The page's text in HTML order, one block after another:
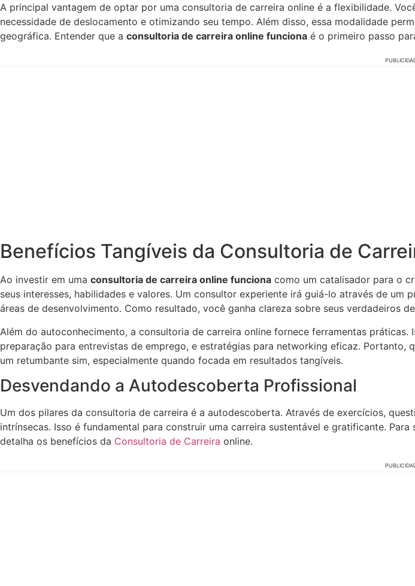
A principal vantagem de optar por uma consultoria de carreira online é a flexibilidade.
necessidade de deslocamento e otimizando seu tempo. Além disso, essa modalidade
geográfica. Entender que a consultoria de carreira online funciona é o primeiro passo
Benefícios Tangíveis da Consultoria de
Ao investir em uma consultoria de carreira online funciona como um catalisador para o
seus interesses, habilidades e valores. Um consultor experiente irá guiá-lo através de
áreas de desenvolvimento. Como resultado, você ganha clareza sobre seus verdadeiros
Além do autoconhecimento, a consultoria de carreira online fornece ferramentas
preparação para entrevistas de emprego, e estratégias para networking eficaz. Portanto,
um retumbante sim, especialmente quando focada em resultados tangíveis.
Desvendando a Autodescoberta Profissional
Um dos pilares da consultoria de carreira é a autodescoberta. Através de exercícios,
intrínsecas. Isso é fundamental para construir uma carreira sustentável e gratificante.
detalha os benefícios da Consultoria de Carreira online.